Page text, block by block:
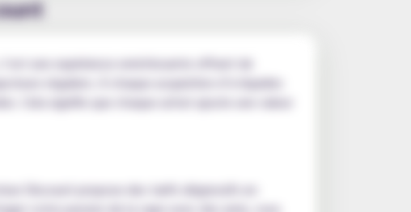
une expérience enrichissante offrant de
réguliers. À chaque acquisition d’e-liquides
Cela signifie que chaque achat ajoute une valeur
Discount propose des tarifs dégressifs en
votre passion de la vape avec des amis, vous